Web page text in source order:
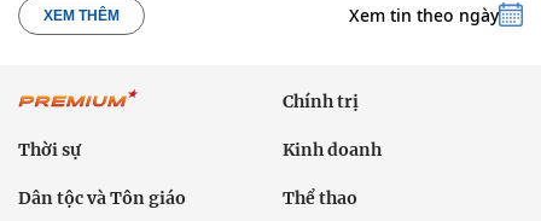
XEM THÊM Xem tin theo ngày
Chính trị
Thời sự Kinh doanh
Dân tộc và Tôn giáo Thể thao